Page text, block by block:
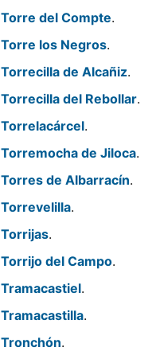
Torre del Compte.
Torre los Negros.
Torrecilla de Alcañiz.
Torrecilla del Rebollar.
Torrelacárcel.
Torremocha de Jiloca.
Torres de Albarracín.
Torrevelilla.
Torrijas.
Torrijo del Campo.
Tramacastiel.
Tramacastilla.
Tronchón.